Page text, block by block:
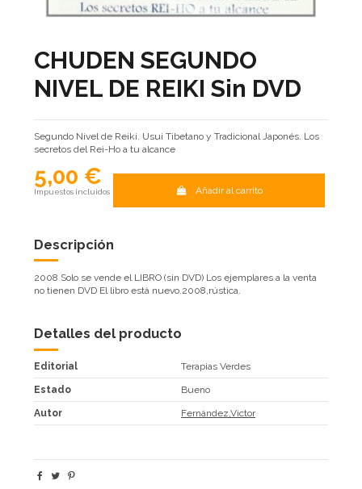
CHUDEN SEGUNDO
NIVEL DE REIKI Sin DVD
Segundo Nivel de Reiki. Usui Tibetano y Tradicional Japonés. Los
secretos del Rei-Ho a tu alcance
5,00 €
Impuestos incluidos Añadir al carrito
Descripción
2008 Solo se vende el LIBRO (sin DVD) Los ejemplares a la venta
no tienen DVD El libro está nuevo.2008,rústica.
Detalles del producto
Editorial Terapias Verdes
Estado Bueno
Autor Fernández,Victor